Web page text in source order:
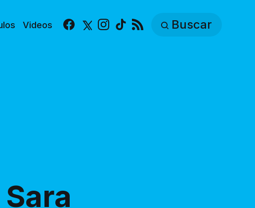
Videos Facebook
X Instagram
TikTok Buscar